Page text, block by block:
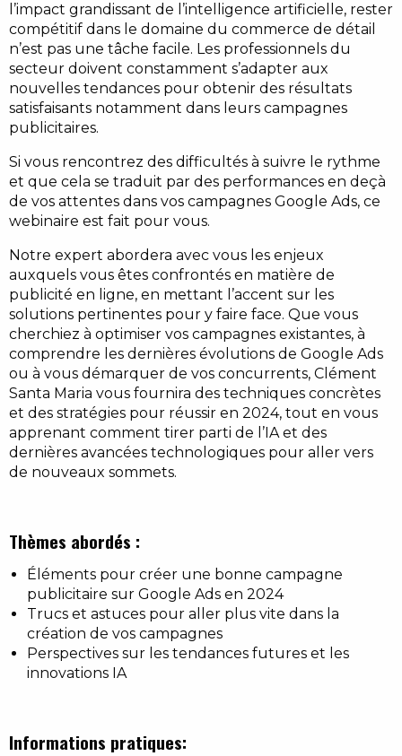
l’impact grandissant de l’intelligence artificielle, rester
compétitif dans le domaine du commerce de détail
n’est pas une tâche facile. Les professionnels du
secteur doivent constamment s’adapter aux
nouvelles tendances pour obtenir des résultats
satisfaisants notamment dans leurs campagnes
publicitaires.
Si vous rencontrez des difficultés à suivre le rythme
et que cela se traduit par des performances en deçà
de vos attentes dans vos campagnes Google Ads, ce
webinaire est fait pour vous.
Notre expert abordera avec vous les enjeux
auxquels vous êtes confrontés en matière de
publicité en ligne, en mettant l’accent sur les
solutions pertinentes pour y faire face. Que vous
cherchiez à optimiser vos campagnes existantes, à
comprendre les dernières évolutions de Google Ads
ou à vous démarquer de vos concurrents, Clément
Santa Maria vous fournira des techniques concrètes
et des stratégies pour réussir en 2024, tout en vous
apprenant comment tirer parti de l’IA et des
dernières avancées technologiques pour aller vers
de nouveaux sommets.
Thèmes abordés :
Éléments pour créer une bonne campagne
publicitaire sur Google Ads en 2024
Trucs et astuces pour aller plus vite dans la
création de vos campagnes
Perspectives sur les tendances futures et les
innovations IA
Informations pratiques: